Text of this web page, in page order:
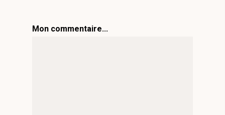
Mon commentaire...